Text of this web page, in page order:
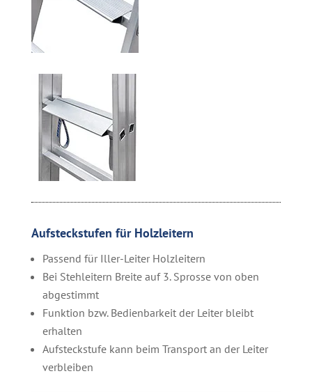
Aufsteckstufen für Holzleitern
Passend für Iller-Leiter Holzleitern
Bei Stehleitern Breite auf 3. Sprosse von oben
abgestimmt
Funktion bzw. Bedienbarkeit der Leiter bleibt
erhalten
Aufsteckstufe kann beim Transport an der Leiter
verbleiben